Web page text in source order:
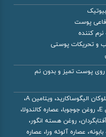
پوست
کننده
و تحریکات پوستی
روی پوست تمیز و بدون نم
آب، اینولین، آلفا گلوکان الیگوساکارید، ویتامین A،
ویتامین D، ویتامین E، روغن جوجوبا، عصاره کالندولا،
روغن هسته انگور،
عصاره آلوئه ورا، عصاره